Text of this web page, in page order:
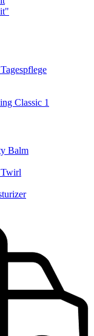
Classic 1
Balm
Twirl